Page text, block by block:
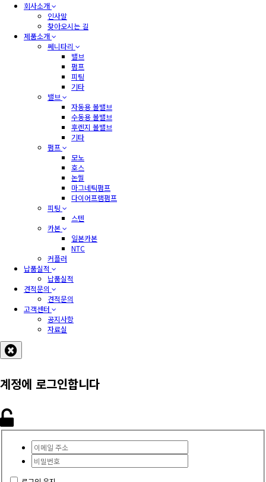
회사소개
인사말
찾아오시는 길
제품소개
쎄니타리
밸브
펌프
피팅
기타
밸브
자동용 볼밸브
수동용 볼밸브
후렌지 볼밸브
기타
펌프
모노
호스
논씰
마그네틱펌프
다이어프램펌프
피팅
스텐
카본
일본카본
NTC
커플러
납품실적
납품실적
견적문의
견적문의
고객센터
공지사항
자료실
계정에 로그인합니다